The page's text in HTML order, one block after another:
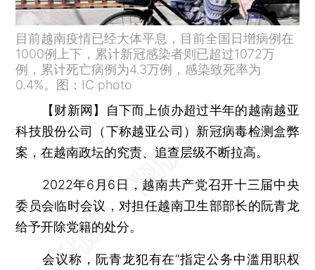
目前越南疫情已经大体平息，目前全国日增病例在
1000例上下，累计新冠感染者则已超过1072万
例，累计死亡病例为4.3万例，感染致死率为
0.4%。图：IC photo
【财新网】
自下而上侦办超过半年的越南越亚
科技股份公司（下称越亚公司）新冠病毒检测盒弊
案，在越南政坛的究责、追查层级不断拉高。
2022年6月6日，越南共产党召开十三届中央
委员会临时会议，对担任越南卫生部部长的阮青龙
给予开除党籍的处分。
会议称，阮青龙犯有在“指定公务中滥用职权